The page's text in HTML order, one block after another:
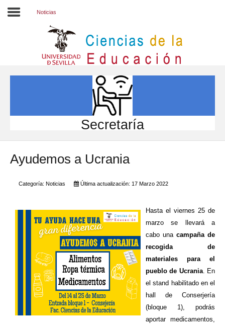
INVESTIGACIÓN
INTERNACIONAL
Directorio FCCE
Noticias
Secretaría
Ayudemos a Ucrania
Categoría: Noticias Última actualización: 17 Marzo 2022
Hasta el viernes 25 de
marzo se llevará a
cabo una campaña de
recogida de
materiales para el
pueblo de Ucrania. En
el stand habilitado en el
hall de Conserjería
(bloque 1), podrás
aportar medicamentos,